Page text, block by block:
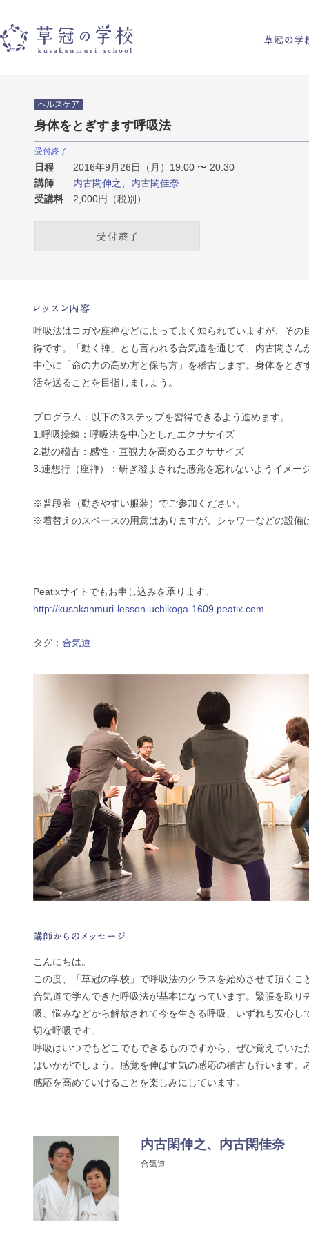
ヘルスケア
身体をとぎすます呼吸法
受付終了
日程
2016年9月26日（月）19:00 〜 20:30
講師
内古閑伸之、内古閑佳奈
受講料
2,000円（税別）
呼吸法はヨガや座禅などによってよく知られていますが、その
得です。「動く禅」とも言われる合気道を通じて、内古閑さん
中心に「命の力の高め方と保ち方」を稽古します。身体をとぎ
活を送ることを目指しましょう。
プログラム：以下の3ステップを習得できるよう進めます。
1.呼吸操錬：呼吸法を中心としたエクササイズ
2.勘の稽古：感性・直観力を高めるエクササイズ
3.連想行（座禅）：研ぎ澄まされた感覚を忘れないようイメー
※普段着（動きやすい服装）でご参加ください。
※着替えのスペースの用意はありますが、シャワーなどの設備
Peatixサイトでもお申し込みを承ります。
http://kusakanmuri-lesson-uchikoga-1609.peatix.com
タグ： 合気道
こんにちは。
この度、「草冠の学校」で呼吸法のクラスを始めさせて頂くこ
合気道で学んできた呼吸法が基本になっています。緊張を取り
吸、悩みなどから解放されて今を生きる呼吸、いずれも安心し
切な呼吸です。
呼吸はいつでもどこでもできるものですから、ぜひ覚えていた
はいかがでしょう。感覚を伸ばす気の感応の稽古も行います。
感応を高めていけることを楽しみにしています。
内古閑伸之、内古閑佳奈
合気道